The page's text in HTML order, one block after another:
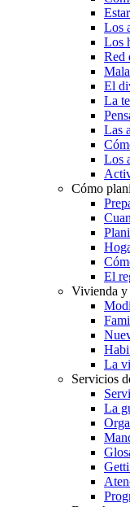
Los
Los
Red
El
La
Las
Los
Cómo
El
Vivienda y
La
Servicios
La